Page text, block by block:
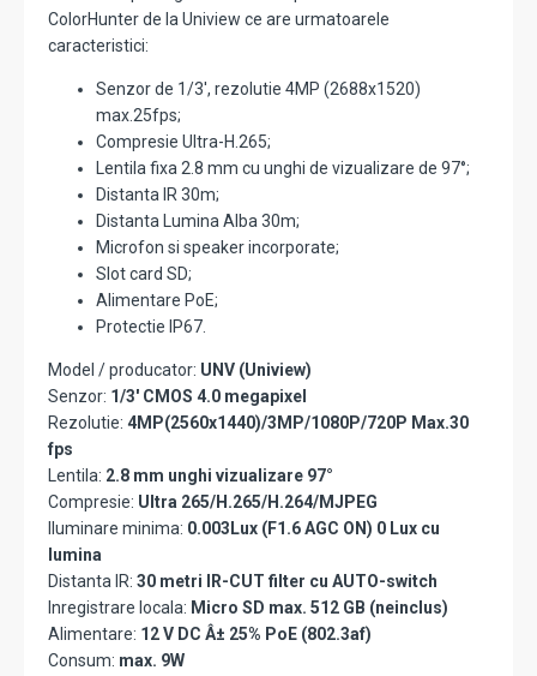
ColorHunter de la Uniview ce are urmatoarele
caracteristici:
Senzor de 1/3', rezolutie 4MP (2688x1520)
max.25fps;
Compresie Ultra-H.265;
Lentila fixa 2.8 mm cu unghi de vizualizare de 97°;
Distanta IR 30m;
Distanta Lumina Alba 30m;
Microfon si speaker incorporate;
Slot card SD;
Alimentare PoE;
Protectie IP67.
Model / producator: UNV (Uniview)
Senzor: 1/3' CMOS 4.0 megapixel
Rezolutie: 4MP(2560x1440)/3MP/1080P/720P Max.30
fps
Lentila: 2.8 mm unghi vizualizare 97°
Compresie: Ultra 265/H.265/H.264/MJPEG
Iluminare minima: 0.003Lux (F1.6 AGC ON) 0 Lux cu
lumina
Distanta IR: 30 metri IR-CUT filter cu AUTO-switch
Inregistrare locala: Micro SD max. 512 GB (neinclus)
Alimentare: 12 V DC Â± 25% PoE (802.3af)
Consum: max. 9W